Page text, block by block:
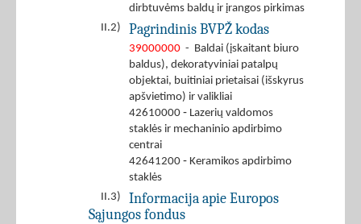
dirbtuvėms baldų ir įrangos pirkimas
II.2)
Pagrindinis BVPŽ kodas
39000000 - Baldai (įskaitant biuro
baldus), dekoratyviniai patalpų
objektai, buitiniai prietaisai (išskyrus
apšvietimo) ir valikliai
42610000 ‐ Lazerių valdomos
staklės ir mechaninio apdirbimo
centrai
42641200 ‐ Keramikos apdirbimo
staklės
II.3)
Informacija apie Europos
Sąjungos fondus